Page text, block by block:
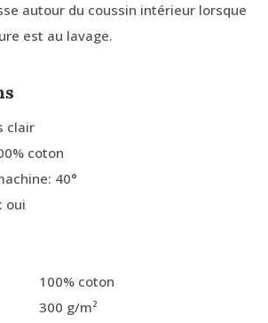
autour du coussin intérieur lorsque
est au lavage.
clair
coton
40°
oui
100% coton
300 g/m²